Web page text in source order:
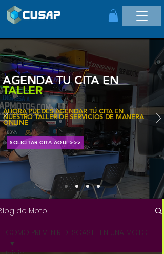
AGENDA TU CITA EN
TALLER
AHORA PUEDES AGENDAR TÚ CITA EN
NUESTRO TALLER DE SERVICIOS DE MANERA
ONLINE
SOLICITAR CITA AQUI >>>
de Moto
COMO PREVENIR DESGASTE EN UNA MOTO